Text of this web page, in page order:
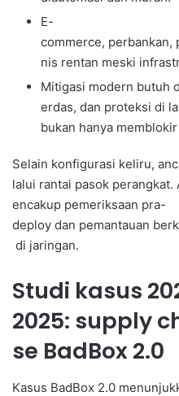
E-
commerce, perbankan,
nis rentan meski
Mitigasi modern butuh
erdas, dan proteksi di
bukan hanya memblokir
Selain konfigurasi keliru,
lalui rantai pasok
encakup pemeriksaan pra-
deploy dan pemantauan
di jaringan.
Studi kasus
2025: supply
se BadBox 2.0
Kasus BadBox 2.0